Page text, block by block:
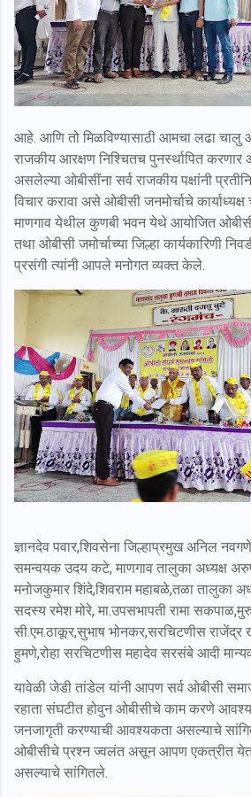
आहे. आणि तो मिळविण्यासाठी आमचा लढा
राजकीय आरक्षण निश्चितच पुनर्स्थापित
असलेल्या ओबीसींना सर्व राजकीय पक्षांनी
विचार करावा असे ओबीसी जनमोर्चाचे
माणगाव येथील कुणबी भवन येथे आयोजित
तथा ओबीसी जमोर्चाच्या जिल्हा कार्यकारिणी
प्रसंगी त्यांनी आपले मनोगत व्यक्त केले.
ज्ञानदेव पवार,शिवसेना जिल्हाप्रमुख अनिल
समन्वयक उदय कटे, माणगाव तालुका अध्यक्ष
मनोजकुमार शिंदे,शिवराम महाबळे,तळा तालुका
सदस्य रमेश मोरे, मा.उपसभापती रामा
सी.एम.ठाकूर,सुभाष भोनकर,सरचिटणीस राजेंद्र
हुमणे,रोहा सरचिटणीस महादेव सरसंबे आदी
यावेळी जेडी तांडेल यांनी आपण सर्व ओबीसी
रहाता संघटीत होवुन ओबीसीचे काम करणे
जनजागृती करण्याची आवश्यकता असल्याचे
ओबीसीचे प्रश्न ज्वलंत असून आपण एकत्रीत येत
असल्याचे सांगितले.